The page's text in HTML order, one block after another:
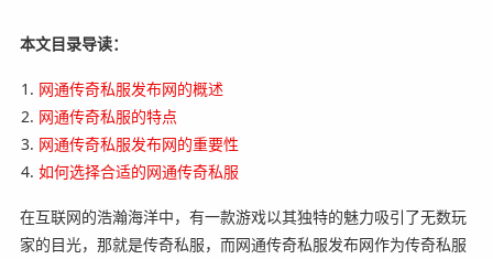
本文目录导读：
网通传奇私服发布网的概述
网通传奇私服的特点
网通传奇私服发布网的重要性
如何选择合适的网通传奇私服
在互联网的浩瀚海洋中，有一款游戏以其独特的魅力吸引了无数玩
家的目光，那就是传奇私服，而网通传奇私服发布网作为传奇私服